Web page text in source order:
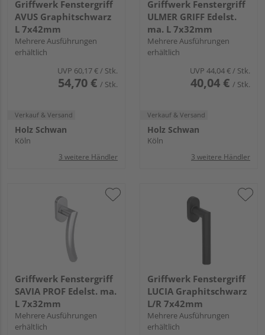
Griffwerk Fenstergriff
AVUS Graphitschwarz
L 7x42mm
Mehrere Ausführungen
erhältlich
UVP 60,17 €/ Stk.
54,70 € / Stk.
Verkauf & Versand
Holz Schwan
Köln
3 weitere Händler
Griffwerk Fenstergriff
ULMER GRIFF Edelst.
ma. L 7x32mm
Mehrere Ausführungen
erhältlich
UVP 44,04 €/ Stk.
40,04 € / Stk.
Verkauf & Versand
Holz Schwan
Köln
3 weitere Händler
Griffwerk Fenstergriff
SAVIA PROF Edelst. ma.
L 7x32mm
Mehrere Ausführungen
erhältlich
Griffwerk Fenstergriff
LUCIA Graphitschwarz
L/R 7x42mm
Mehrere Ausführungen
erhältlich